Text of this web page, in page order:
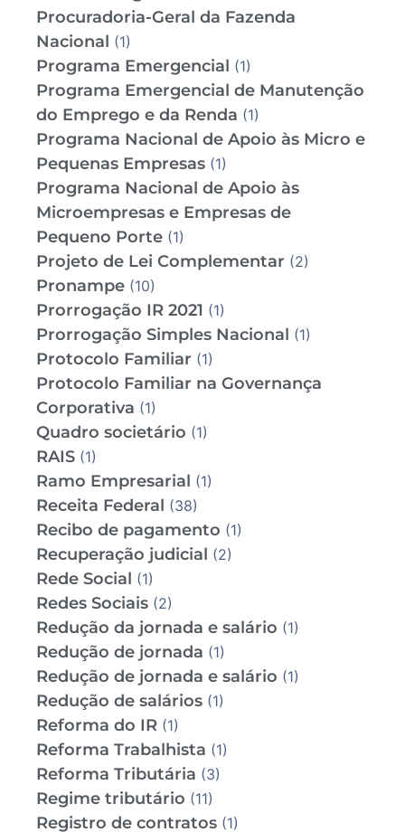
Procuradoria-Geral da Fazenda
Nacional (1)
Programa Emergencial (1)
Programa Emergencial de Manutenção
do Emprego e da Renda (1)
Programa Nacional de Apoio às Micro e
Pequenas Empresas (1)
Programa Nacional de Apoio às
Microempresas e Empresas de
Pequeno Porte (1)
Projeto de Lei Complementar (2)
Pronampe (10)
Prorrogação IR 2021 (1)
Prorrogação Simples Nacional (1)
Protocolo Familiar (1)
Protocolo Familiar na Governança
Corporativa (1)
Quadro societário (1)
RAIS (1)
Ramo Empresarial (1)
Receita Federal (38)
Recibo de pagamento (1)
Recuperação judicial (2)
Rede Social (1)
Redes Sociais (2)
Redução da jornada e salário (1)
Redução de jornada (1)
Redução de jornada e salário (1)
Redução de salários (1)
Reforma do IR (1)
Reforma Trabalhista (1)
Reforma Tributária (3)
Regime tributário (11)
Registro de contratos (1)